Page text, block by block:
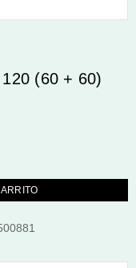
(60 + 60)